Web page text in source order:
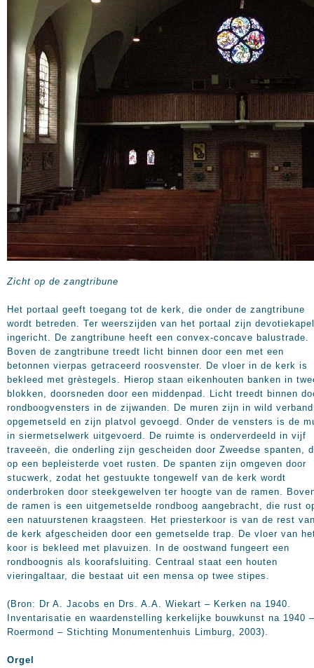
Zicht op de zangtribune
Het portaal geeft toegang tot de kerk, die onder de zangtribune
wordt betreden. Ter weerszijden van het portaal zijn
ingericht. De zangtribune heeft een convex-concave balustrade.
Boven de zangtribune treedt licht binnen door een met een
betonnen vierpas getraceerd roosvenster. De vloer in de kerk is
bekleed met grèstegels. Hierop staan eikenhouten banken in
blokken, doorsneden door een middenpad. Licht treedt binnen
rondboogvensters in de zijwanden. De muren zijn in wild verband
opgemetseld en zijn platvol gevoegd. Onder de vensters is de
in siermetselwerk uitgevoerd. De ruimte is onderverdeeld in vijf
traveeën, die onderling zijn gescheiden door Zweedse spanten,
op een bepleisterde voet rusten. De spanten zijn omgeven door
stucwerk, zodat het gestuukte tongewelf van de kerk wordt
onderbroken door steekgewelven ter hoogte van de ramen.
de ramen is een uitgemetselde rondboog aangebracht, die rust
een natuurstenen kraagsteen. Het priesterkoor is van de rest
de kerk afgescheiden door een gemetselde trap. De vloer van
koor is bekleed met plavuizen. In de oostwand fungeert een
rondboognis als koorafsluiting. Centraal staat een houten
vieringaltaar, die bestaat uit een mensa op twee stipes.
(Bron: Dr A. Jacobs en Drs. A.A. Wiekart – Kerken na 1940.
Inventarisatie en waardenstelling kerkelijke bouwkunst na 1940 –
Roermond – Stichting Monumentenhuis Limburg, 2003).
Orgel